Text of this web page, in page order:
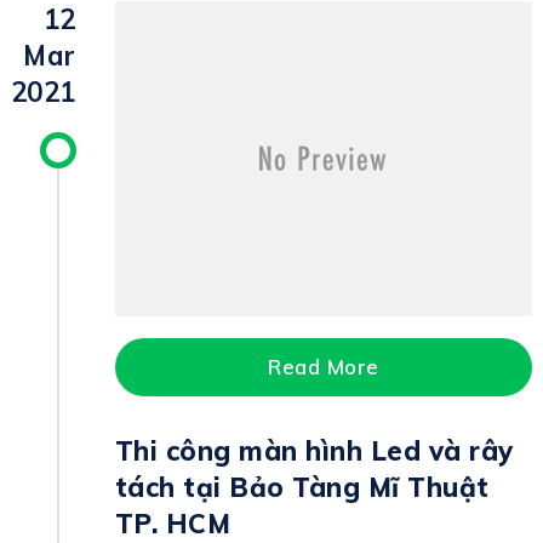
12
Mar
2021
Read More
Thi công màn hình Led và rây
tách tại Bảo Tàng Mĩ Thuật
TP. HCM